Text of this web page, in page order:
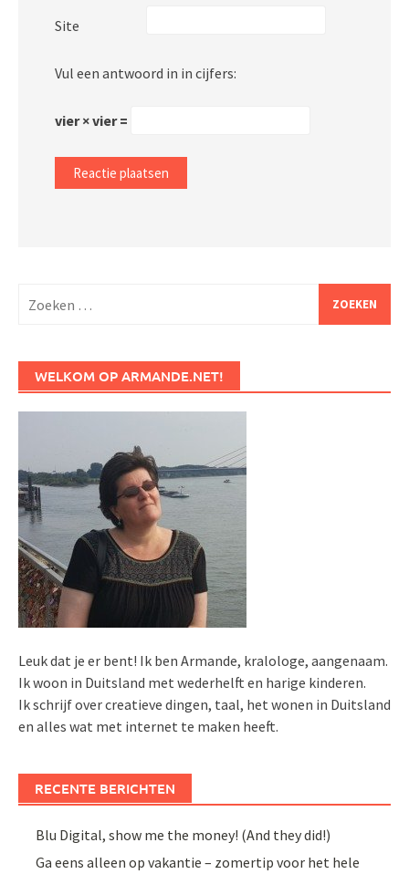
Site
Vul een antwoord in in cijfers:
vier × vier =
naar:
WELKOM OP ARMANDE.NET!
Leuk dat je er bent! Ik ben Armande, kralologe, aangenaam.
Ik woon in Duitsland met wederhelft en harige kinderen.
Ik schrijf over creatieve dingen, taal, het wonen in Duitsland
en alles wat met internet te maken heeft.
RECENTE BERICHTEN
Blu Digital, show me the money! (And they did!)
Ga eens alleen op vakantie – zomertip voor het hele